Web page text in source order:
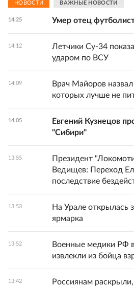
НОВОСТИ ВАЖНЫЕ НОВОСТИ
14:25 Умер отец
14:12
Летчики Су-34
ударом по ВСУ
14:09
Врач Майоров
которых лучше не
14:05
Евгений Кузнецов
"Сибири"
13:55
Президент
Ведищев: Переход
последствие
13:53
На Урале открылась
ярмарка
13:52
Военные медики РФ
извлекли из бойца
13:42
Россиянам